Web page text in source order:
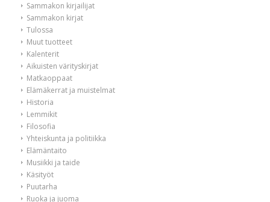
Sammakon kirjailijat
Sammakon kirjat
Tulossa
Muut tuotteet
Kalenterit
Aikuisten värityskirjat
Matkaoppaat
Elämäkerrat ja muistelmat
Historia
Lemmikit
Filosofia
Yhteiskunta ja politiikka
Elämäntaito
Musiikki ja taide
Käsityöt
Puutarha
Ruoka ja juoma